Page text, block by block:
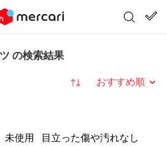
の検索結果
並び替え
未使用
目立った傷や汚れなし